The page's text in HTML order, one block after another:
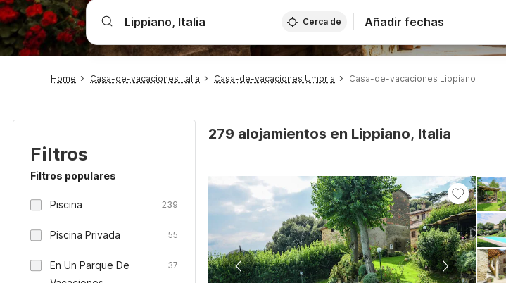
Cerca de Añadir fechas
Home Casa-de-vacaciones Italia Casa-de-vacaciones Umbria Casa-de-vacaciones Lippiano
Filtros
Filtros populares
Piscina 239
Piscina Privada 55
En Un Parque De
37
279 alojamientos en Lippiano, Italia